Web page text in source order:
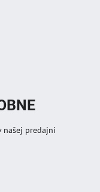
našej predajni